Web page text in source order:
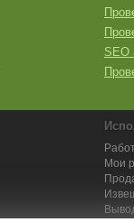
SEO
Мои